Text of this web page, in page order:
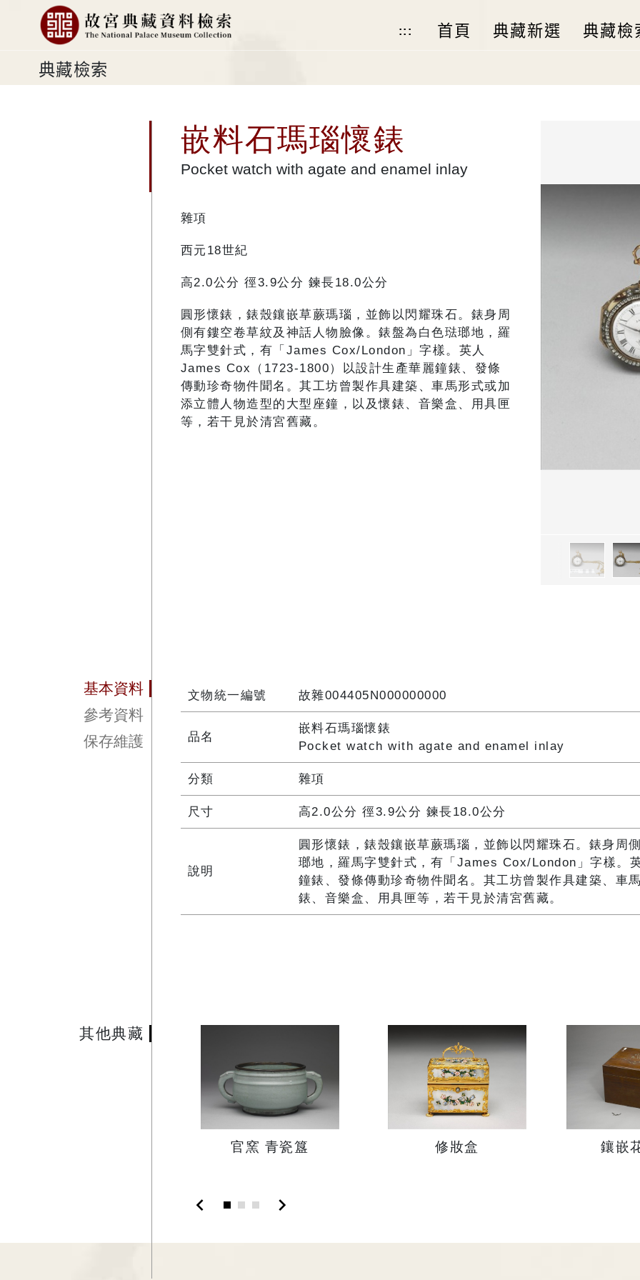
::: 首頁 典藏新選 典藏檢
典藏檢索
嵌料石瑪瑙懷錶
Pocket watch with agate and enamel inlay
雜項
西元18世紀
高2.0公分 徑3.9公分 鍊長18.0公分
圓形懷錶，錶殼鑲嵌草蕨瑪瑙，並飾以閃耀珠石。錶身周
側有鏤空卷草紋及神話人物臉像。錶盤為白色琺瑯地，羅
馬字雙針式，有「James Cox/London」字樣。英人
James Cox（1723-1800）以設計生產華麗鐘錶、發條
傳動珍奇物件聞名。其工坊曾製作具建築、車馬形式或加
添立體人物造型的大型座鐘，以及懷錶、音樂盒、用具匣
等，若干見於清宮舊藏。
基本資料
參考資料
保存維護
文物統一編號 故雜004405N000000000
品名
嵌料石瑪瑙懷錶
Pocket watch with agate and enamel inlay
分類 雜項
尺寸 高2.0公分 徑3.9公分 鍊長18.0公分
說明
圓形懷錶，錶殼鑲嵌草蕨瑪瑙，並飾以閃耀珠石。錶身周
瑯地，羅馬字雙針式，有「James Cox/London」字樣。
鐘錶、發條傳動珍奇物件聞名。其工坊曾製作具建築、車
錶、音樂盒、用具匣等，若干見於清宮舊藏。
其他典藏
官窯 青瓷簋 修妝盒 鑲嵌
chevron_left chevron_right